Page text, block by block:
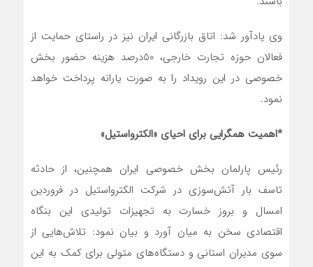
وی یادآور شد: اتاق بازرگانی ایران نیز در راستای حمایت از
فعالان حوزه تجارت خارجی، 50درصد هزینه حضور بخش
خصوصی در این رویداد را به صورت یارانه پرداخت خواهد
نمود.
*اهمیت همگرایی برای احیای «الکترواستیل»
رئیس پارلمان بخش خصوصی ایران همچنین، از حادثه
تاسف بار آتش‌سوزی در شرکت الکترواستیل در فروردین
امسال و بروز خسارت به تجهیزات تولیدی این بنگاه
اقتصادی سخن به میان آورد و بیان نمود: تلاش‌هایی از
سوی مدیران استانی و دستگاه‌های متولی برای کمک به این